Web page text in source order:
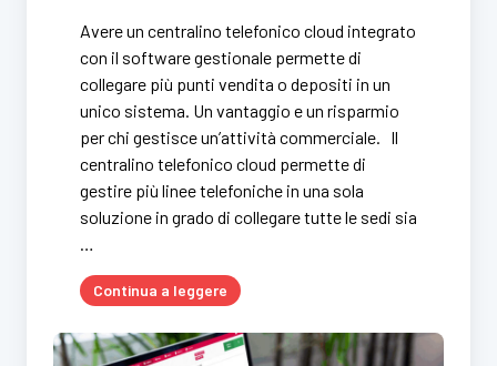
Avere un centralino telefonico cloud integrato
con il software gestionale permette di
collegare più punti vendita o depositi in un
unico sistema. Un vantaggio e un risparmio
per chi gestisce un’attività commerciale. Il
centralino telefonico cloud permette di
gestire più linee telefoniche in una sola
soluzione in grado di collegare tutte le sedi sia
…
Continua a leggere